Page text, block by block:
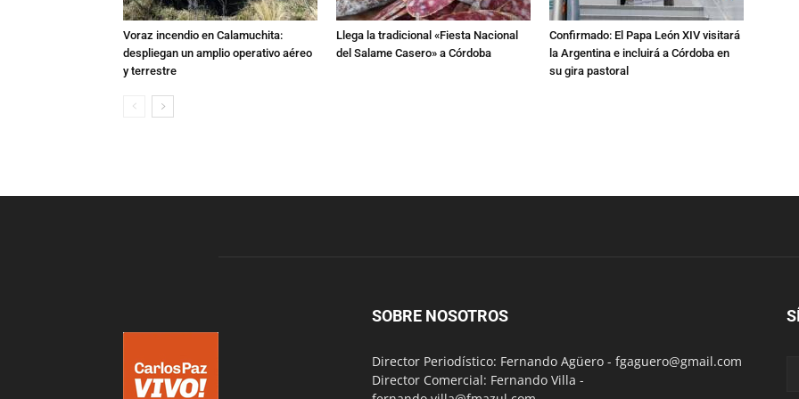
Voraz incendio en Calamuchita:
despliegan un amplio operativo aéreo
y terrestre
Llega la tradicional «Fiesta Nacional
del Salame Casero» a Córdoba
Confirmado: El Papa León XIV visitará
la Argentina e incluirá a Córdoba en
su gira pastoral
SOBRE NOSOTROS
Director Periodístico: Fernando Agüero - fgaguero@gmail.com
Director Comercial: Fernando Villa -